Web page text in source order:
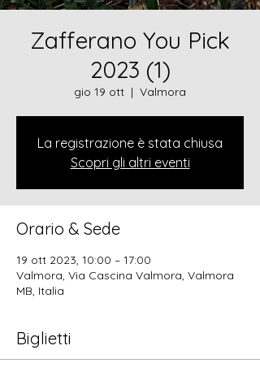
Zafferano You Pick
2023 (1)
gio 19 ott
  |
Valmora
La registrazione è stata chiusa
Scopri gli altri eventi
Orario & Sede
19 ott 2023, 10:00 – 17:00
Valmora, Via Cascina Valmora, Valmora
MB, Italia
Biglietti